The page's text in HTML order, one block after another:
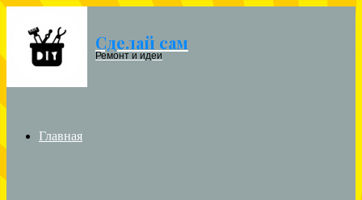
Menu Сделай сам
Ремонт и идеи
Главная